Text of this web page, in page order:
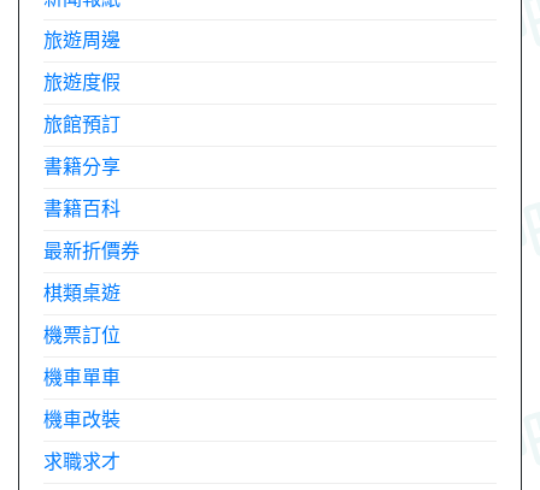
旅遊周邊
旅遊度假
旅館預訂
書籍分享
書籍百科
最新折價券
棋類桌遊
機票訂位
機車單車
機車改裝
求職求才